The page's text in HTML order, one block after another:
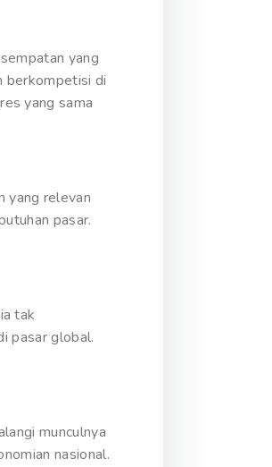
yang
berkompetisi di
yang sama
yang relevan
pasar.
tak
pasar global.
munculnya
nasional.